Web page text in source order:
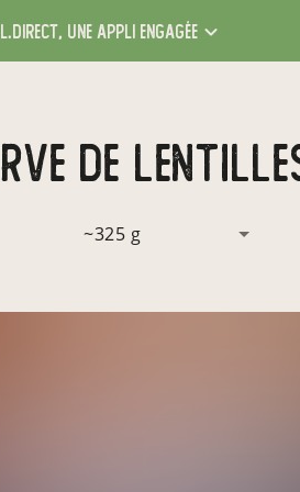
une appli engagée
de
~325 g